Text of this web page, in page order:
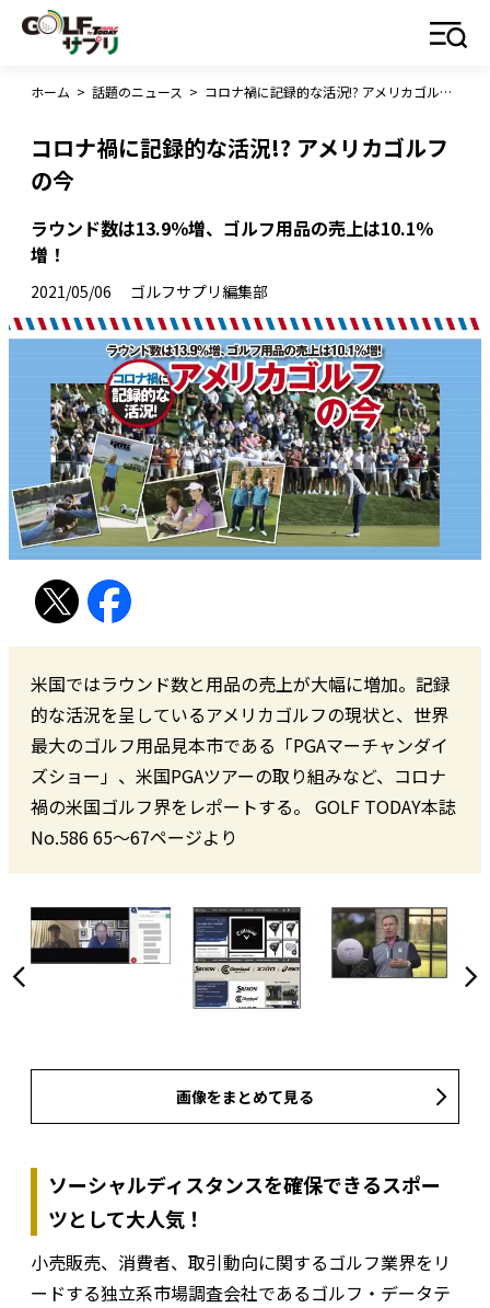
ホーム > 話題のニュース > コロナ禍に記録的な活況!? アメリカゴルフの今
コロナ禍に記録的な活況!? アメリカゴルフ
の今
ラウンド数は13.9％増、ゴルフ用品の売上は10.1％
増！
2021/05/06 ゴルフサプリ編集部
米国ではラウンド数と用品の売上が大幅に増加。記録
的な活況を呈しているアメリカゴルフの現状と、世界
最大のゴルフ用品見本市である「PGAマーチャンダイ
ズショー」、米国PGAツアーの取り組みなど、コロナ
禍の米国ゴルフ界をレポートする。 GOLF TODAY本誌
No.586 65〜67ページより
画像をまとめて見る
ソーシャルディスタンスを確保できるスポー
ツとして大人気！
小売販売、消費者、取引動向に関するゴルフ業界をリ
ードする独立系市場調査会社であるゴルフ・データテ